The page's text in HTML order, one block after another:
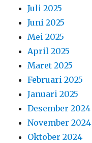
Juli 2025
Juni 2025
Mei 2025
April 2025
Maret 2025
Februari 2025
Januari 2025
Desember 2024
November 2024
Oktober 2024